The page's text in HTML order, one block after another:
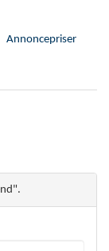
Annoncepriser